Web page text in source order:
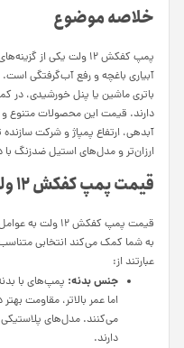
خلاصه موضوع
پمپ کفکش ۱۲ ولت یکی
آبیاری باغچه و رفع آب‌گرفتگی
باتری ماشین یا پنل خورشیدی، در
دارند. قیمت این محصولات
آبدهی، ارتفاع پمپاژ و شرکت
ارزان‌تر و مدل‌های استیل ضدزنگ با
قیمت پمپ کفکش ۱۲ ولت چگونه تعیین می‌شود؟
قیمت پمپ کفکش
به شما کمک می‌کند انتخابی
عبارتند از:
جنس بدنه: پمپ‌های با
اما عمر بالاتر، مقاومت
می‌کنند. مدل‌های
دارند.